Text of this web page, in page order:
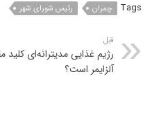
Tags چمران رئیس شورای شهر
قبل
رژیم غذایی مدیترانه‌ای کلید
آلزایمر است؟